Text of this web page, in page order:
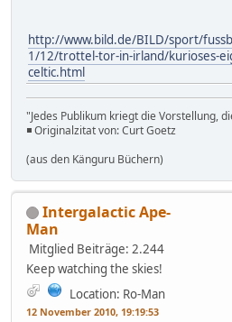
http://www.bild.de/BILD/sport/
1/12/trottel-tor-in-irland/kurioses-
celtic.html
"Jedes Publikum kriegt die Vorstellung,
◾ Originalzitat von: Curt Goetz
(aus den Känguru Büchern)
Intergalactic Ape-
Man
Mitglied Beiträge: 2.244
Keep watching the skies!
Location: Ro-Man
12 November 2010, 19:19:53